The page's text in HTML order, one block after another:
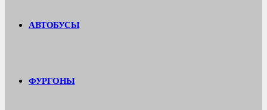
АВТОБУСЫ
ФУРГОНЫ